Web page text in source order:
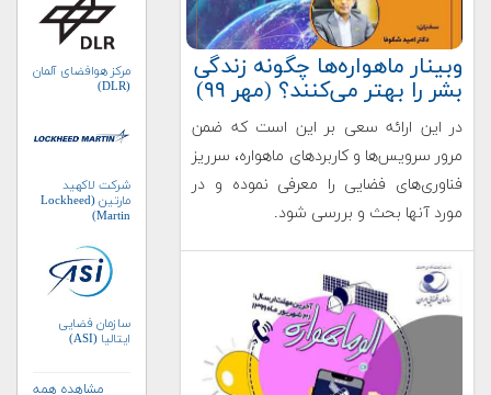
وبینار ماهواره‌ها چگونه زندگی
بشر را بهتر می‌کنند؟ (مهر ۹۹)
در این ارائه سعی بر این است که ضمن
مرور سرویس‌ها و کاربردهای ماهواره، سرریز
فناوری‌های فضایی را معرفی نموده و در
مورد آنها بحث و بررسی شود.
مرکز هوافضای آلمان
(DLR)
شرکت لاکهید
مارتین (Lockheed
Martin)
سازمان فضایی
ایتالیا (ASI)
مشاهده همه